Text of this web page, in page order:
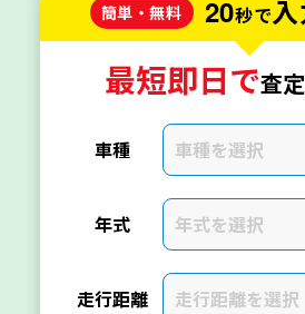
簡単・無料
20秒で入
最短即日で査
車種 車種を選択
年式 年式を選択
走行距離 走行距離を選択